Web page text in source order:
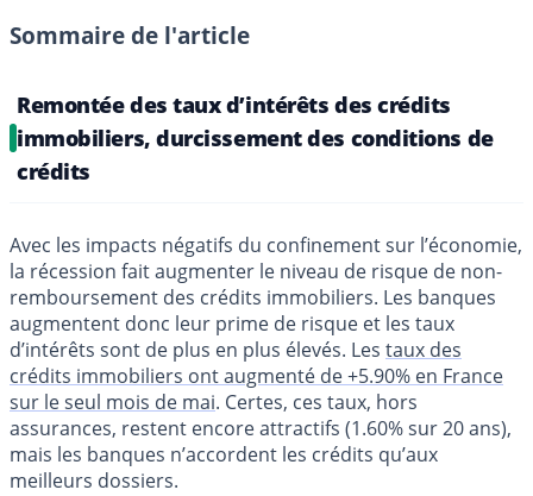
Sommaire de l'article
Remontée des taux d’intérêts des crédits
immobiliers, durcissement des conditions de
crédits
Avec les impacts négatifs du confinement sur l’économie,
la récession fait augmenter le niveau de risque de non-
remboursement des crédits immobiliers. Les banques
augmentent donc leur prime de risque et les taux
d’intérêts sont de plus en plus élevés. Les taux des
crédits immobiliers ont augmenté de +5.90% en France
sur le seul mois de mai. Certes, ces taux, hors
assurances, restent encore attractifs (1.60% sur 20 ans),
mais les banques n’accordent les crédits qu’aux
meilleurs dossiers.